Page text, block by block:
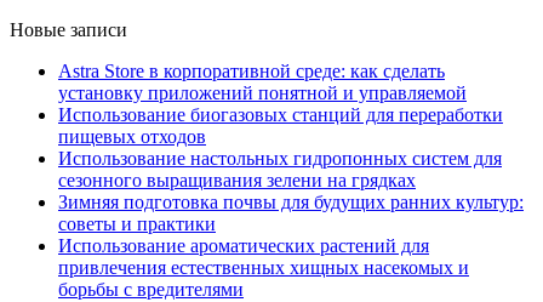
Новые записи
Astra Store в корпоративной среде: как сделать
установку приложений понятной и управляемой
Использование биогазовых станций для переработки
пищевых отходов
Использование настольных гидропонных систем для
сезонного выращивания зелени на грядках
Зимняя подготовка почвы для будущих ранних культур:
советы и практики
Использование ароматических растений для
привлечения естественных хищных насекомых и
борьбы с вредителями